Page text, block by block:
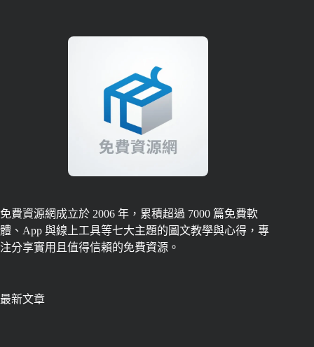
免費資源網成立於 2006 年，累積超過 7000 篇免費軟
體、App 與線上工具等七大主題的圖文教學與心得，專
注分享實用且值得信賴的免費資源。
最新文章